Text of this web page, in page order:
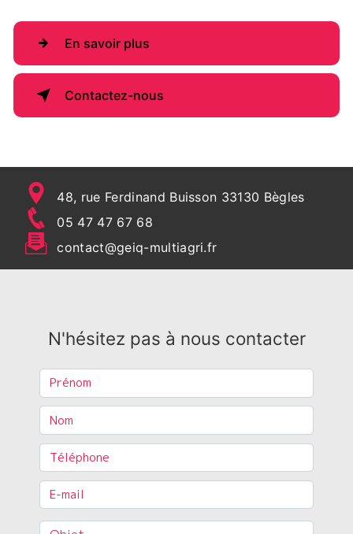
En savoir plus
Contactez-nous
48, rue Ferdinand Buisson 33130 Bègles
05 47 47 67 68
contact@geiq-multiagri.fr
N'hésitez pas à nous contacter